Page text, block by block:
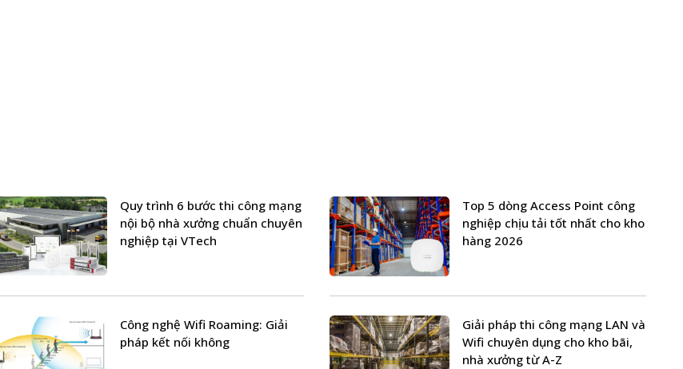
Quy trình 6 bước thi công mạng
nội bộ nhà xưởng chuẩn chuyên
nghiệp tại VTech
Top 5 dòng Access Point công
nghiệp chịu tải tốt nhất cho kho
hàng 2026
Công nghệ Wifi Roaming: Giải
pháp kết nối không
Giải pháp thi công mạng LAN và
Wifi chuyên dụng cho kho bãi,
nhà xưởng từ A-Z